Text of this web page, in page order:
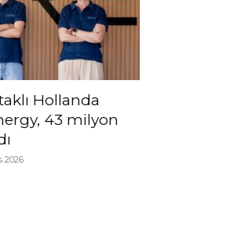
Hollanda
43 milyon
2026